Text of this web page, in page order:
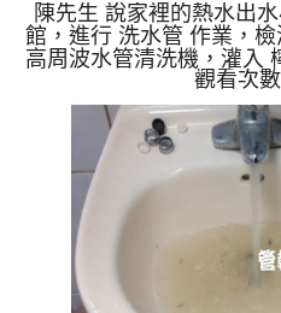
陳先生 說家裡的熱水出
館，進行 洗水管 作業，
高周波水管清洗機，灌入
分，開啟 水管清洗機 ，啟
洗出咖啡色髒水，越洗就
機補給，兩個多小時後，
如是自來水，如水管老化
洗出來的水就會是咖啡色
上會結成黑色管垢，洗出
些洗出綠色的水，是因為
銅綠，如是
觀看次